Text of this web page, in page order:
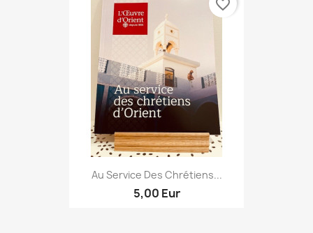
Au Service Des Chrétiens...
5,00 Eur
favorite_border